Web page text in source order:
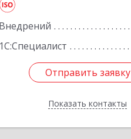
Внедрений
1С:Специалист
Отправить заявку
Показать контакты
Отправить заявку
Назад